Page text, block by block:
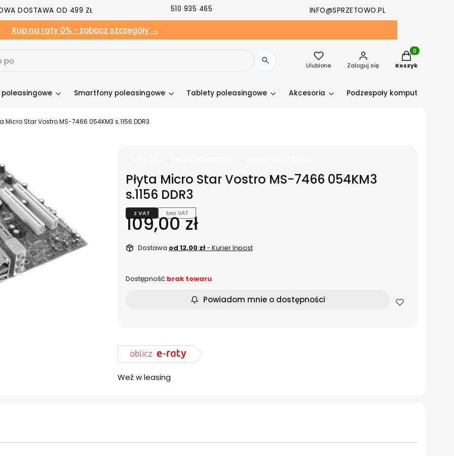
DOSTAWA OD 499 ZŁ 510 935 465 INFO@SPRZETOWO.PL
Kup na raty 0% - zobacz szczegóły →
Ulubione Zaloguj się
Produkty w
Koszyk
Smartfony poleasingowe Tablety poleasingowe Akcesoria Podzespoły komputerowe
Micro Star Vostro MS-7466 054KM3 s.1156 DDR3
Płyta Micro Star Vostro MS-7466 054KM3
s.1156 DDR3
z VAT bez VAT
Cena
109,00 zł
Dostawa od 12,00 zł- Kurier Inpost
Dostępność:brak towaru
Powiadom mnie o dostępności
Weź w leasing